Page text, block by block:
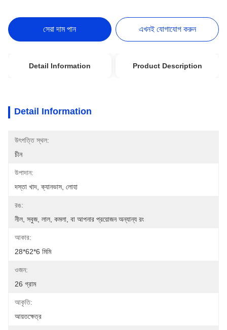
সেরা দাম পান এখনই যোগাযোগ করুন
Detail Information Product Description
Detail Information
উৎপত্তি স্থল:
চীন
উপাদান:
দস্তা খাদ, ক্যানভাস, লোহা
রঙ:
নীল, সবুজ, লাল, কমলা, বা আপনার প্রয়োজন অন্যান্য রং
আকার:
28*62*6 মিমি
ওজন:
26 গ্রাম
আকৃতি:
আয়তক্ষেত্র